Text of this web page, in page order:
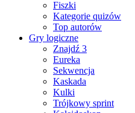
Fiszki
Kategorie quizów
Top autorów
Gry logiczne
Znajdź 3
Eureka
Sekwencja
Kaskada
Kulki
Trójkowy sprint